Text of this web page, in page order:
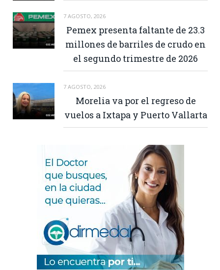
7 AGOSTO, 2026
Pemex presenta faltante de 23.3
millones de barriles de crudo en
el segundo trimestre de 2026
7 AGOSTO, 2026
Morelia va por el regreso de
vuelos a Ixtapa y Puerto Vallarta